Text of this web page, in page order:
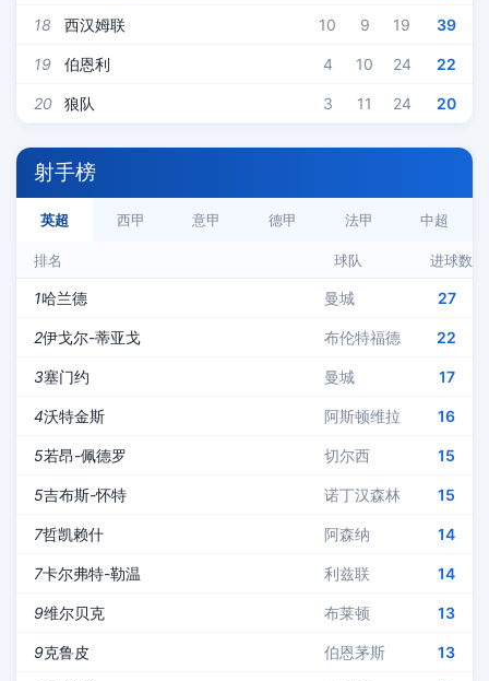
18 西汉姆联 10 9 19 39
19 伯恩利 4 10 24 22
20 狼队 3 11 24 20
射手榜
英超 西甲 意甲 德甲 法甲 中超
排名 球队 进球数
1哈兰德 曼城 27
2伊戈尔-蒂亚戈 布伦特福德 22
3塞门约 曼城 17
4沃特金斯 阿斯顿维拉 16
5若昂-佩德罗 切尔西 15
5吉布斯-怀特 诺丁汉森林 15
7哲凯赖什 阿森纳 14
7卡尔弗特-勒温 利兹联 14
9维尔贝克 布莱顿 13
9克鲁皮 伯恩茅斯 13